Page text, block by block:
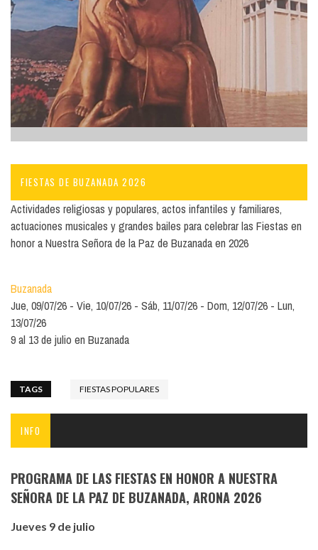
FIESTAS DE BUZANADA 2026
Actividades religiosas y populares, actos infantiles y familiares,
actuaciones musicales y grandes bailes para celebrar las Fiestas en
honor a Nuestra Señora de la Paz de Buzanada en 2026
Buzanada
Jue, 09/07/26
Vie, 10/07/26 Sáb, 11/07/26 Dom, 12/07/26
Lun,
13/07/26
9 al 13 de julio en Buzanada
TAGS FIESTAS POPULARES
INFO
PROGRAMA DE LAS FIESTAS EN HONOR A NUESTRA
SEÑORA DE LA PAZ DE BUZANADA, ARONA 2026
Jueves 9 de julio